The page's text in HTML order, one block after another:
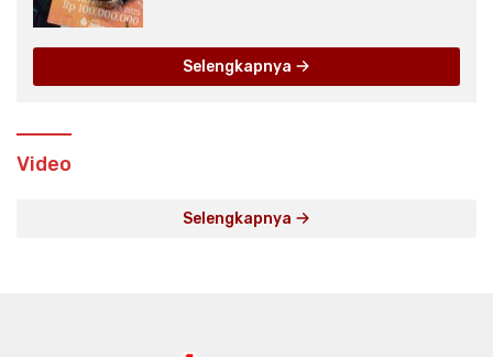
Selengkapnya
Video
Selengkapnya